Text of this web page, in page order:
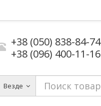
+38 (050) 838-84-74
+38 (096) 400-11-16
Везде